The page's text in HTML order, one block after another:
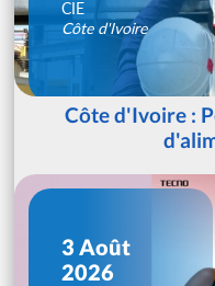
CIE
Côte d'Ivoire
Côte d'Ivoire :
3 Août
2026